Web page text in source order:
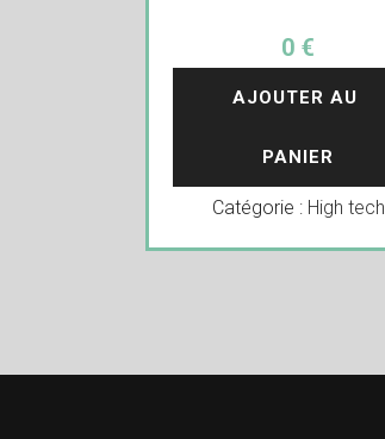
0 €
AJOUTER AU
PANIER
Catégorie : High tech